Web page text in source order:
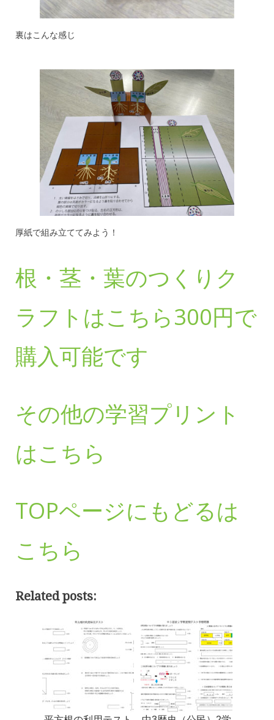
裏はこんな感じ
厚紙で組み立ててみよう！
根・茎・葉のつくりク
ラフトはこちら300円で
購入可能です
その他の学習プリント
はこちら
TOPページにもどるは
こちら
Related posts: